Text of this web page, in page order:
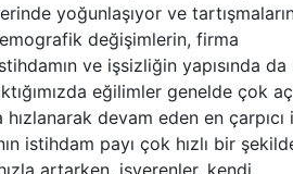
yoğunlaşıyor ve
değişimlerin, firma
ve işsizliğin yapısında da
eğilimler genelde çok
devam eden en çarpıcı
istihdam payı çok hızlı bir